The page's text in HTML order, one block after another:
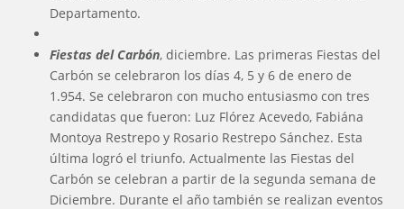
Departamento.
Fiestas del Carbón, diciembre. Las primeras Fiestas del
Carbón se celebraron los días 4, 5 y 6 de enero de
1.954. Se celebraron con mucho entusiasmo con tres
candidatas que fueron: Luz Flórez Acevedo, Fabiána
Montoya Restrepo y Rosario Restrepo Sánchez. Esta
última logró el triunfo. Actualmente las Fiestas del
Carbón se celebran a partir de la segunda semana de
Diciembre. Durante el año también se realizan eventos